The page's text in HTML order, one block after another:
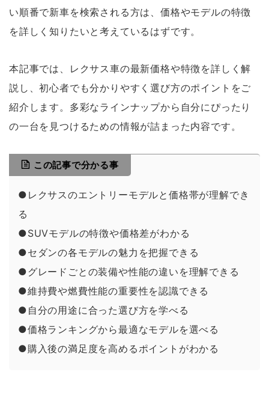
い順番で新車を検索される方は、価格やモデルの特徴
を詳しく知りたいと考えているはずです。
本記事では、レクサス車の最新価格や特徴を詳しく解
説し、初心者でも分かりやすく選び方のポイントをご
紹介します。多彩なラインナップから自分にぴったり
の一台を見つけるための情報が詰まった内容です。
この記事で分かる事
●レクサスのエントリーモデルと価格帯が理解でき
る
●SUVモデルの特徴や価格差がわかる
●セダンの各モデルの魅力を把握できる
●グレードごとの装備や性能の違いを理解できる
●維持費や燃費性能の重要性を認識できる
●自分の用途に合った選び方を学べる
●価格ランキングから最適なモデルを選べる
●購入後の満足度を高めるポイントがわかる